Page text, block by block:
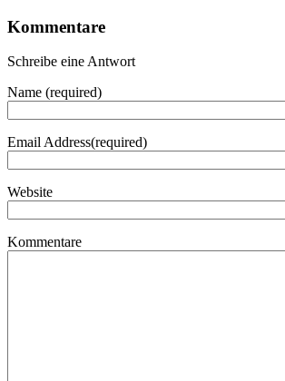
Kommentare
Schreibe eine Antwort
Name (required)
Email Address(required)
Website
Kommentare